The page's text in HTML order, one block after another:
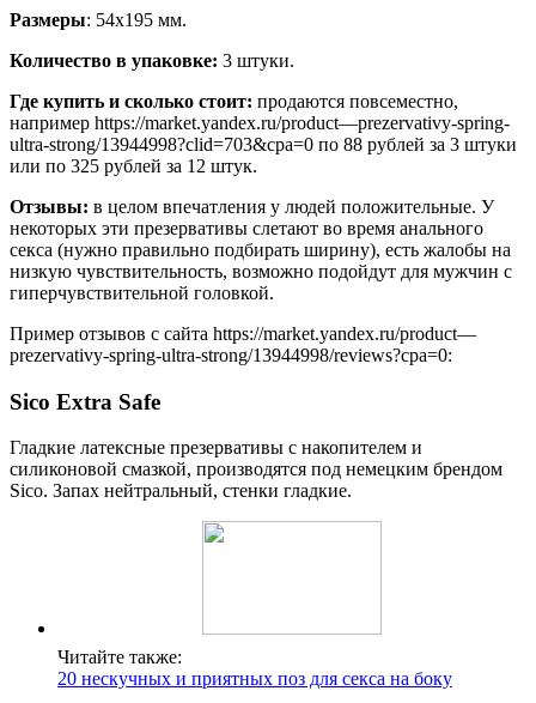
Размеры: 54х195 мм.
Количество в упаковке: 3 штуки.
Где купить и сколько стоит: продаются повсеместно,
например https://market.yandex.ru/product—prezervativy-spring-
ultra-strong/13944998?clid=703&cpa=0 по 88 рублей за 3 штуки
или по 325 рублей за 12 штук.
Отзывы: в целом впечатления у людей положительные. У
некоторых эти презервативы слетают во время анального
секса (нужно правильно подбирать ширину), есть жалобы на
низкую чувствительность, возможно подойдут для мужчин с
гиперчувствительной головкой.
Пример отзывов с сайта https://market.yandex.ru/product—
prezervativy-spring-ultra-strong/13944998/reviews?cpa=0:
Sico Extra Safe
Гладкие латексные презервативы с накопителем и
силиконовой смазкой, производятся под немецким брендом
Sico. Запах нейтральный, стенки гладкие.
Читайте также:
20 нескучных и приятных поз для секса на боку